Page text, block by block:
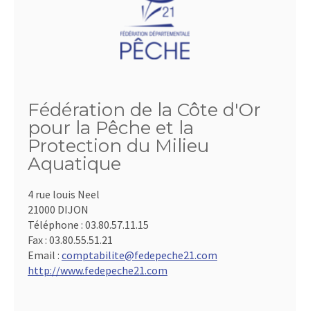
Fédération de la Côte d'Or
pour la Pêche et la
Protection du Milieu
Aquatique
4 rue louis Neel
21000 DIJON
Téléphone : 03.80.57.11.15
Fax : 03.80.55.51.21
Email : comptabilite@fedepeche21.com
http://www.fedepeche21.com